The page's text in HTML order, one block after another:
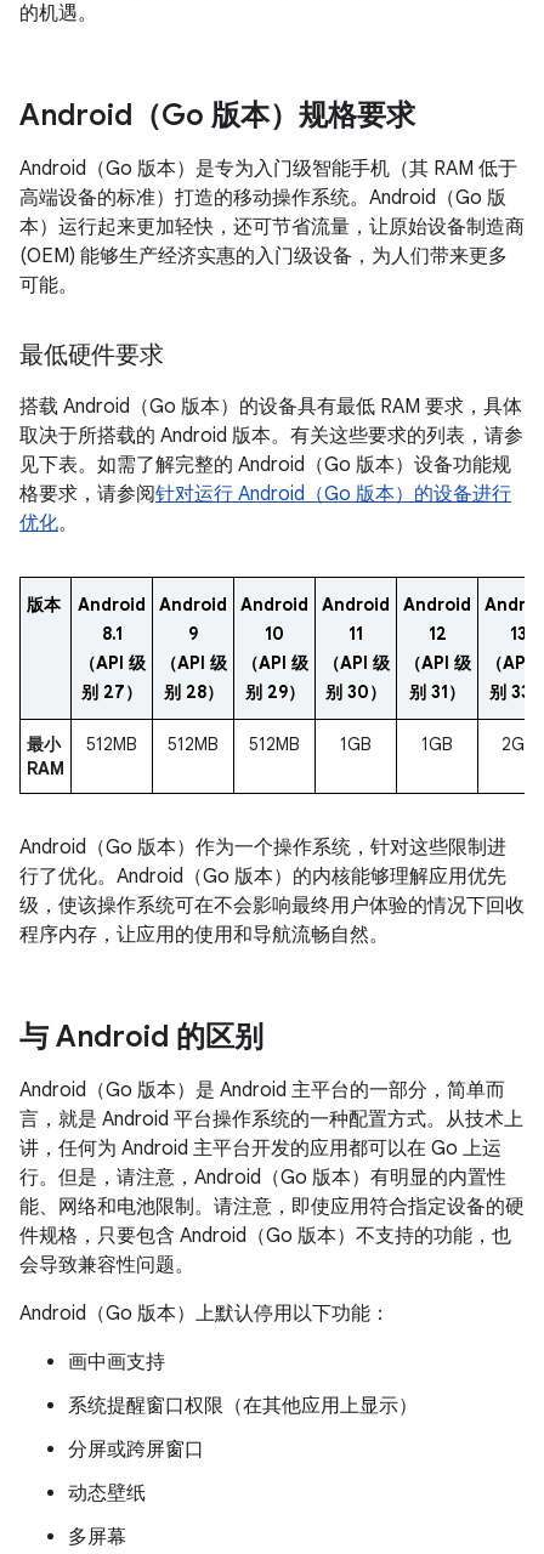
的机遇。
Android（Go 版本）规格要求
Android（Go 版本）是专为入门级智能手机（其 RAM 低于
高端设备的标准）打造的移动操作系统。Android（Go 版
本）运行起来更加轻快，还可节省流量，让原始设备制造商
(OEM) 能够生产经济实惠的入门级设备，为人们带来更多
可能。
最低硬件要求
搭载 Android（Go 版本）的设备具有最低 RAM 要求，具体
取决于所搭载的 Android 版本。有关这些要求的列表，请参
见下表。如需了解完整的 Android（Go 版本）设备功能规
格要求，请参阅针对运行 Android（Go 版本）的设备进行
优化。
版本
Android
8.1
（API 级
别 27）
Android
9
（API 级
别 28）
Android
10
（API 级
别 29）
Android
11
（API 级
别 30）
Android
12
（API 级
别 31）
13
（API
别 33
最小
RAM
512MB 512MB 512MB 1GB 1GB 2GB
Android（Go 版本）作为一个操作系统，针对这些限制进
行了优化。Android（Go 版本）的内核能够理解应用优先
级，使该操作系统可在不会影响最终用户体验的情况下回收
程序内存，让应用的使用和导航流畅自然。
与 Android 的区别
Android（Go 版本）是 Android 主平台的一部分，简单而
言，就是 Android 平台操作系统的一种配置方式。从技术上
讲，任何为 Android 主平台开发的应用都可以在 Go 上运
行。但是，请注意，Android（Go 版本）有明显的内置性
能、网络和电池限制。请注意，即使应用符合指定设备的硬
件规格，只要包含 Android（Go 版本）不支持的功能，也
会导致兼容性问题。
Android（Go 版本）上默认停用以下功能：
画中画支持
系统提醒窗口权限（在其他应用上显示）
分屏或跨屏窗口
动态壁纸
多屏幕